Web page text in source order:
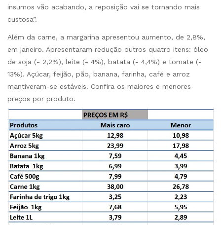
insumos vão acabando, a reposição vai se tornando mais
custosa”.
Além da carne, a margarina apresentou aumento, de 2,8%,
em janeiro. Apresentaram redução outros quatro itens: óleo
de soja (- 2,2%), leite (- 4%), batata (- 4,4%) e tomate (-
13%). Açúcar, feijão, pão, banana, farinha, café e arroz
mantiveram-se estáveis. Confira os maiores e menores
preços por produto.